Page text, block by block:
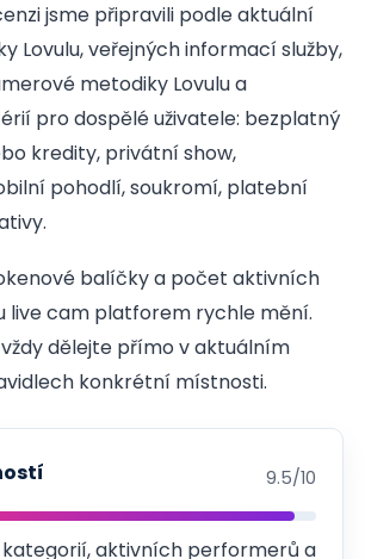
jsme připravili podle aktuální
Lovulu, veřejných informací služby,
metodiky Lovulu a
pro dospělé uživatele: bezplatný
kredity, privátní show,
pohodlí, soukromí, platební
balíčky a počet aktivních
live cam platforem rychle mění.
dělejte přímo v aktuálním
konkrétní místnosti.
9.5/10
aktivních performerů a